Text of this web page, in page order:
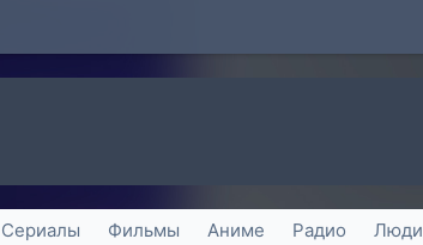
Сериалы Фильмы Аниме Радио Люди